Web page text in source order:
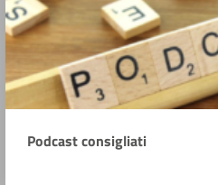
Podcast consigliati